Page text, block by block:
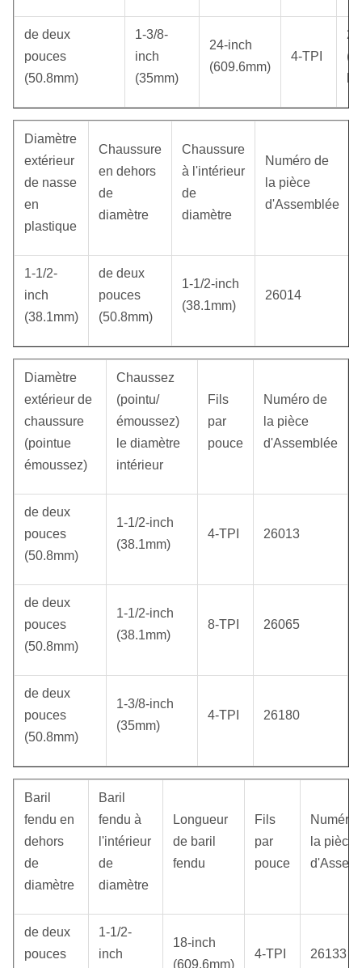
de deux
pouces
(50.8mm)
1-3/8-
inch
(35mm)
24-inch
(609.6mm)
4-TPI
Diamètre
extérieur
de nasse
en
plastique
Chaussure
en dehors
de
diamètre
Chaussure
à l'intérieur
de
diamètre
Numéro de
la pièce
d'Assemblée
1-1/2-
inch
(38.1mm)
de deux
pouces
(50.8mm)
1-1/2-inch
(38.1mm)
26014
Diamètre
extérieur de
chaussure
(pointue
émoussez)
Chaussez
(pointu/
émoussez)
le diamètre
intérieur
Fils
par
pouce
Numéro de
la pièce
d'Assemblée
de deux
pouces
(50.8mm)
1-1/2-inch
(38.1mm)
4-TPI 26013
de deux
pouces
(50.8mm)
1-1/2-inch
(38.1mm)
8-TPI 26065
de deux
pouces
(50.8mm)
1-3/8-inch
(35mm)
4-TPI 26180
Baril
fendu en
dehors
de
diamètre
Baril
fendu à
l'intérieur
de
diamètre
Longueur
de baril
fendu
Fils
par
pouce
Numéro
la pièce
de deux
pouces
1-1/2-
inch
18-inch
(609.6mm)
4-TPI 26133